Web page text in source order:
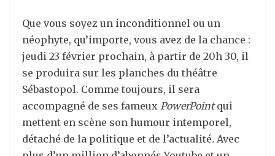
Que vous soyez un inconditionnel ou un
néophyte, qu’importe, vous avez de la chance :
jeudi 23 février prochain, à partir de 20h 30, il
se produira sur les planches du théâtre
Sébastopol. Comme toujours, il sera
accompagné de ses fameux PowerPointqui
mettent en scène son humour intemporel,
détaché de la politique et de l’actualité. Avec